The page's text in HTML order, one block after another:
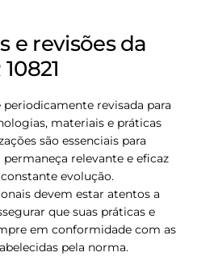
e revisões da
periodicamente revisada para
materiais e práticas
são essenciais para
relevante e eficaz
evolução.
devem estar atentos a
que suas práticas e
em conformidade com as
pela norma.